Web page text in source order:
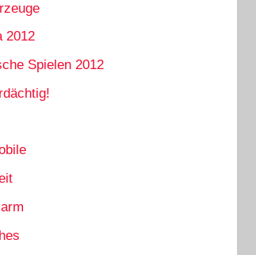
2012
Spielen 2012